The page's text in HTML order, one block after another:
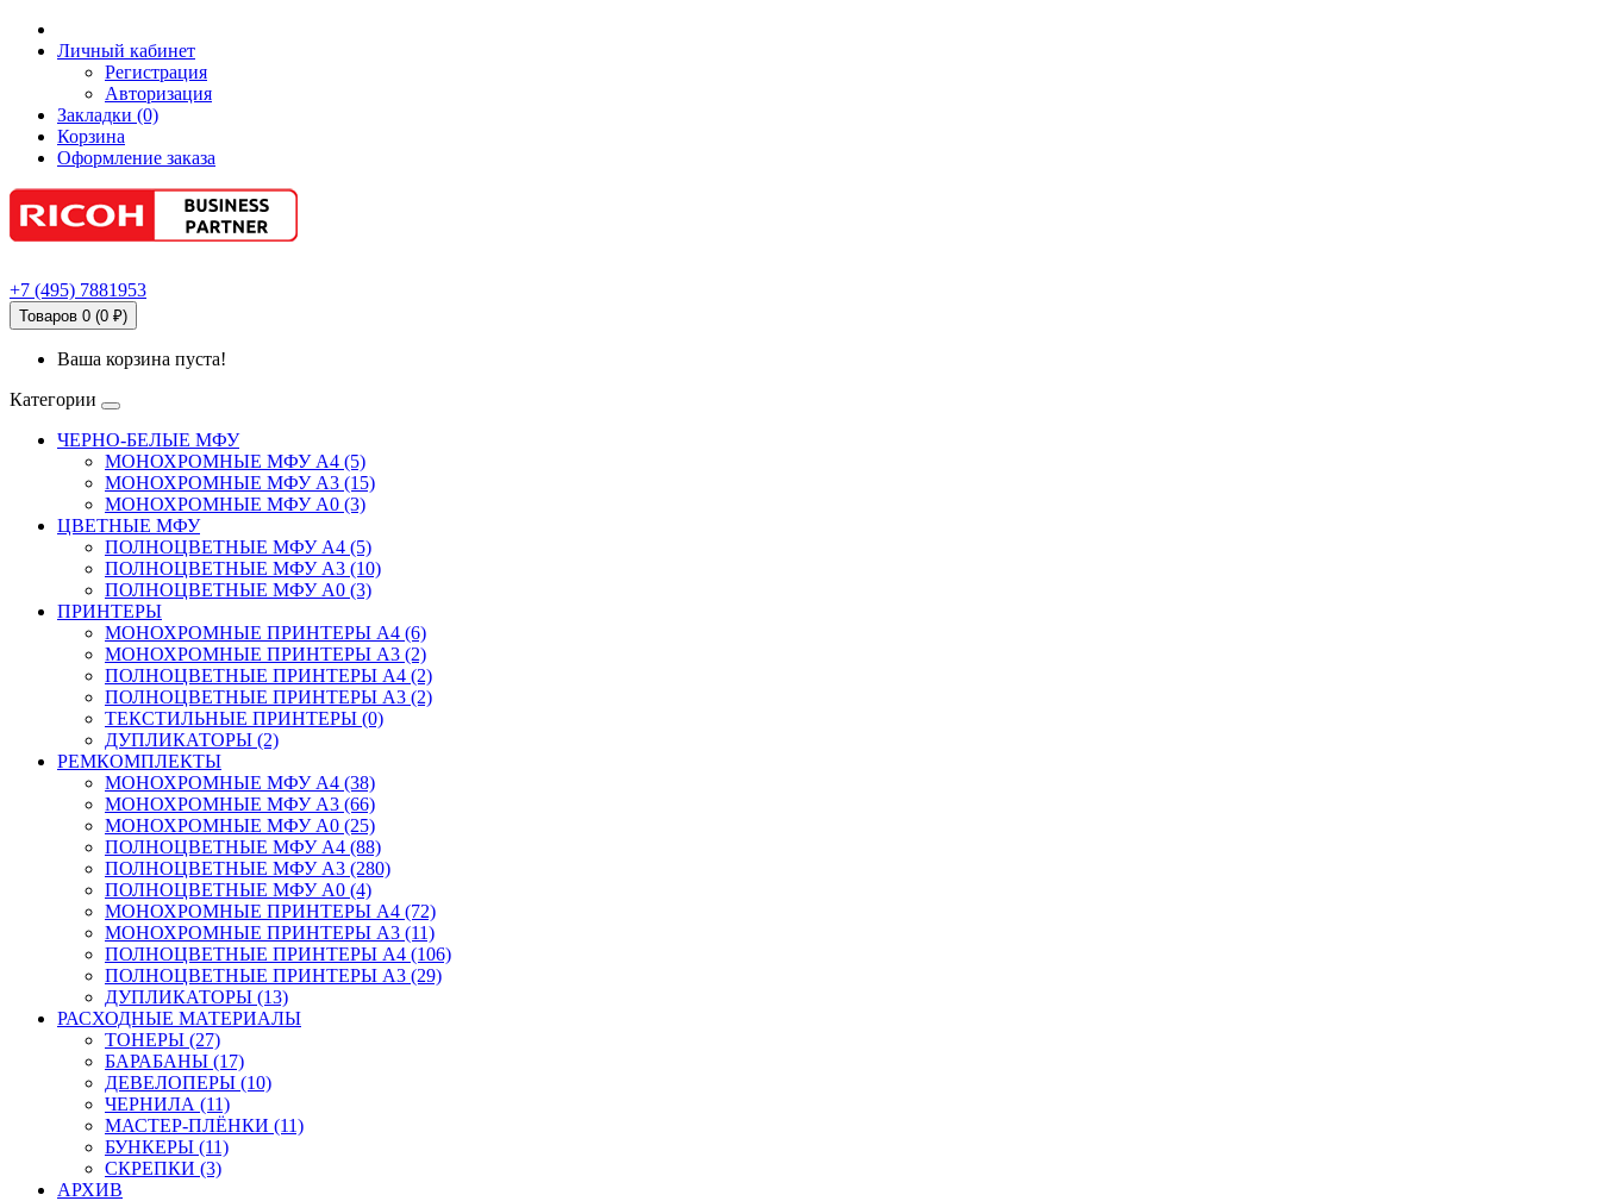
Личный кабинет
Регистрация
Авторизация
Закладки (0)
Корзина
Оформление заказа
+7 (495) 7881953
Товаров 0 (0 ₽)
Ваша корзина пуста!
Категории
ЧЕРНО-БЕЛЫЕ МФУ
МОНОХРОМНЫЕ МФУ А4 (5)
МОНОХРОМНЫЕ МФУ А3 (15)
МОНОХРОМНЫЕ МФУ А0 (3)
ЦВЕТНЫЕ МФУ
ПОЛНОЦВЕТНЫЕ МФУ А4 (5)
ПОЛНОЦВЕТНЫЕ МФУ А3 (10)
ПОЛНОЦВЕТНЫЕ МФУ А0 (3)
ПРИНТЕРЫ
МОНОХРОМНЫЕ ПРИНТЕРЫ А4 (6)
МОНОХРОМНЫЕ ПРИНТЕРЫ А3 (2)
ПОЛНОЦВЕТНЫЕ ПРИНТЕРЫ А4 (2)
ПОЛНОЦВЕТНЫЕ ПРИНТЕРЫ А3 (2)
ТЕКСТИЛЬНЫЕ ПРИНТЕРЫ (0)
ДУПЛИКАТОРЫ (2)
РЕМКОМПЛЕКТЫ
МОНОХРОМНЫЕ МФУ А4 (38)
МОНОХРОМНЫЕ МФУ А3 (66)
МОНОХРОМНЫЕ МФУ А0 (25)
ПОЛНОЦВЕТНЫЕ МФУ А4 (88)
ПОЛНОЦВЕТНЫЕ МФУ А3 (280)
ПОЛНОЦВЕТНЫЕ МФУ А0 (4)
МОНОХРОМНЫЕ ПРИНТЕРЫ А4 (72)
МОНОХРОМНЫЕ ПРИНТЕРЫ А3 (11)
ПОЛНОЦВЕТНЫЕ ПРИНТЕРЫ А4 (106)
ПОЛНОЦВЕТНЫЕ ПРИНТЕРЫ А3 (29)
ДУПЛИКАТОРЫ (13)
РАСХОДНЫЕ МАТЕРИАЛЫ
ТОНЕРЫ (27)
БАРАБАНЫ (17)
ДЕВЕЛОПЕРЫ (10)
ЧЕРНИЛА (11)
МАСТЕР-ПЛЁНКИ (11)
БУНКЕРЫ (11)
СКРЕПКИ (3)
АРХИВ